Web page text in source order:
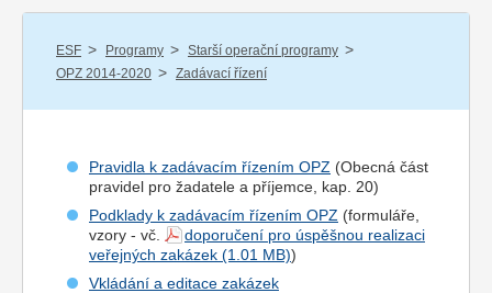
ESF / Programy / Starší operační programy /
OPZ 2014-2020 / Zadávací řízení
Pravidla k zadávacím řízením OPZ (Obecná část
pravidel pro žadatele a příjemce , kap. 20)
Podklady k zadávacím řízením OPZ (formuláře,
vzory - vč.
doporučení pro úspěšnou realizaci
veřejných zakázek
)
Vkládání a editace zakázek